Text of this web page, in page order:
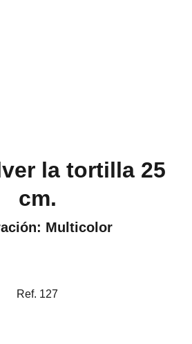
la tortilla 25
cm.
Multicolor
Ref. 127